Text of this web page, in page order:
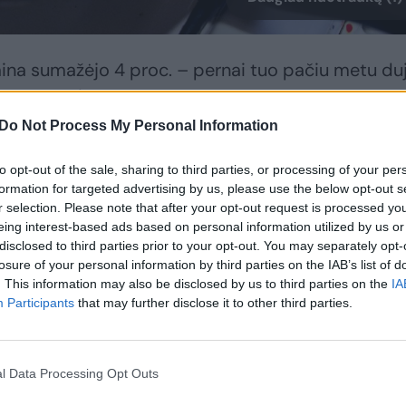
Do Not Process My Personal Information
opt-out of the sale, sharing to third parties, or processing of your
for targeted advertising by us, please use the below opt-out
selection. Please note that after your opt-out request is processed
interest-based ads based on personal information utilized by us
to third parties prior to your opt-out. You may separately
of your personal information by third parties on the IAB’s list of
This information may also be disclosed by us to third parties on the
Participants that may further disclose it to other third parties.
Data Processing Opt Outs
sumažėjo 4 proc. – pernai tuo pačiu metu
EUR/MWh, informuoja „GET Baltic“.
matomas dujų poreikio mažėjimas. Rinkoje
lemia mažesnes sandorių kainas. Panašios
– pranešime cituojama Giedrė Kurmė,
prekybos aikštelėse: Lietuvoje dujos buvo
kainavo 40,99 EUR/MWh, Latvijos-Estijos
39,76 EUR/MWh, o Suomijoje – 40,01